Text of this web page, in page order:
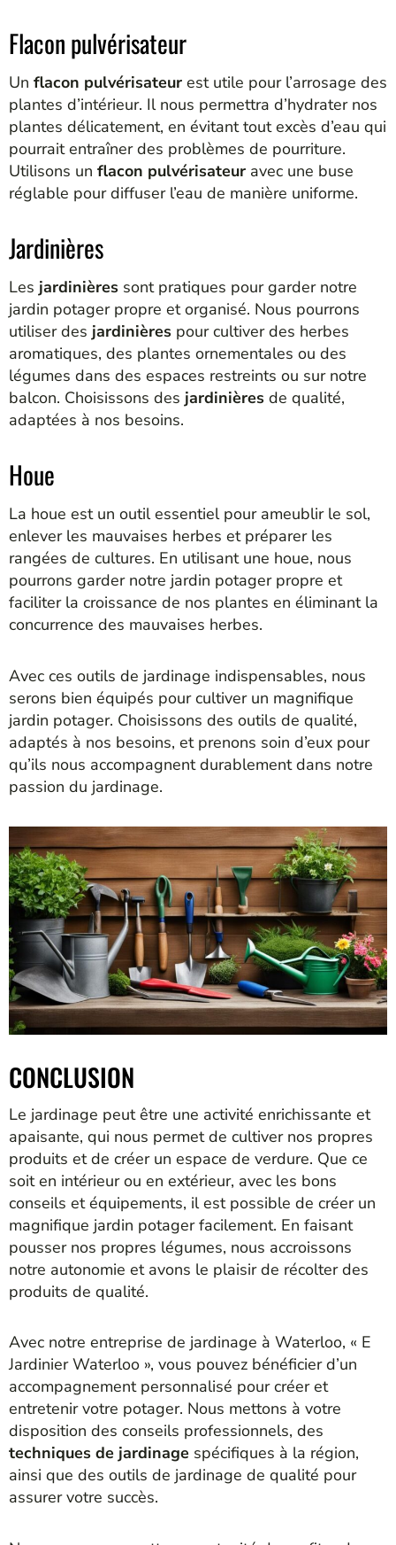
Flacon pulvérisateur
Un flacon pulvérisateur est utile pour l’arrosage des
plantes d’intérieur. Il nous permettra d’hydrater nos
plantes délicatement, en évitant tout excès d’eau qui
pourrait entraîner des problèmes de pourriture.
Utilisons un flacon pulvérisateur avec une buse
réglable pour diffuser l’eau de manière uniforme.
Jardinières
Les jardinières sont pratiques pour garder notre
jardin potager propre et organisé. Nous pourrons
utiliser des jardinières pour cultiver des herbes
aromatiques, des plantes ornementales ou des
légumes dans des espaces restreints ou sur notre
balcon. Choisissons des jardinières de qualité,
adaptées à nos besoins.
Houe
La houe est un outil essentiel pour ameublir le sol,
enlever les mauvaises herbes et préparer les
rangées de cultures. En utilisant une houe, nous
pourrons garder notre jardin potager propre et
faciliter la croissance de nos plantes en éliminant la
concurrence des mauvaises herbes.
Avec ces outils de jardinage indispensables, nous
serons bien équipés pour cultiver un magnifique
jardin potager. Choisissons des outils de qualité,
adaptés à nos besoins, et prenons soin d’eux pour
qu’ils nous accompagnent durablement dans notre
passion du jardinage.
CONCLUSION
Le jardinage peut être une activité enrichissante et
apaisante, qui nous permet de cultiver nos propres
produits et de créer un espace de verdure. Que ce
soit en intérieur ou en extérieur, avec les bons
conseils et équipements, il est possible de créer un
magnifique jardin potager facilement. En faisant
pousser nos propres légumes, nous accroissons
notre autonomie et avons le plaisir de récolter des
produits de qualité.
Avec notre entreprise de jardinage à Waterloo, « E
Jardinier Waterloo », vous pouvez bénéficier d’un
accompagnement personnalisé pour créer et
entretenir votre potager. Nous mettons à votre
disposition des conseils professionnels, des
techniques de jardinage spécifiques à la région,
ainsi que des outils de jardinage de qualité pour
assurer votre succès.